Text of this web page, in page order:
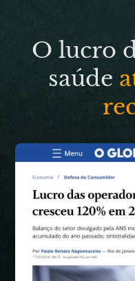
O lucro
saúde